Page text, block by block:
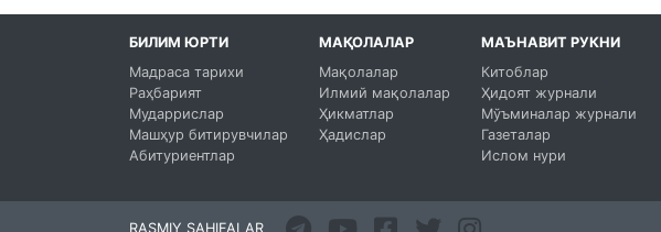
БИЛИМ ЮРТИ
Мадраса тарихи
Раҳбарият
Мударрислар
Машҳур битирувчилар
Абитуриентлар
МАҚОЛАЛАР
Мақолалар
Илмий мақолалар
Ҳикматлар
Ҳадислар
МАЪНАВИТ РУКНИ
Китоблар
Ҳидоят журнали
Мўъминалар журнали
Газеталар
Ислом нури
RASMIY SAHIFALAR